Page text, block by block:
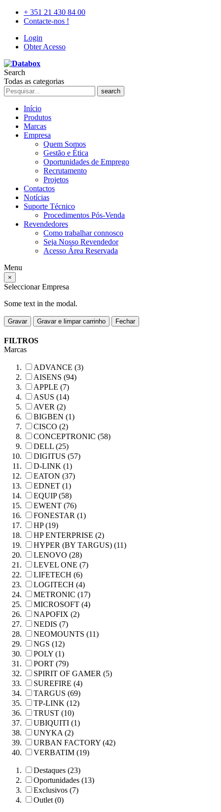
+ 351 21 430 84 00
Contacte-nos !
Login
Obter Acesso
Search
Todas as categorias
search
Início
Produtos
Marcas
Empresa
Quem Somos
Gestão e Ética
Oportunidades de Emprego
Recrutamento
Projetos
Contactos
Notícias
Suporte Técnico
Procedimentos Pós-Venda
Revendedores
Como trabalhar connosco
Seja Nosso Revendedor
Acesso Área Reservada
Menu
×
Seleccionar Empresa
Some text in the modal.
Gravar Gravar e limpar carrinho Fechar
FILTROS
Marcas
ADVANCE (3)
AISENS (94)
APPLE (7)
ASUS (14)
AVER (2)
BIGBEN (1)
CISCO (2)
CONCEPTRONIC (58)
DELL (25)
DIGITUS (57)
D-LINK (1)
EATON (37)
EDNET (1)
EQUIP (58)
EWENT (76)
FONESTAR (1)
HP (19)
HP ENTERPRISE (2)
HYPER (BY TARGUS) (11)
LENOVO (28)
LEVEL ONE (7)
LIFETECH (6)
LOGITECH (4)
METRONIC (17)
MICROSOFT (4)
NAPOFIX (2)
NEDIS (7)
NEOMOUNTS (11)
NGS (12)
POLY (1)
PORT (79)
SPIRIT OF GAMER (5)
SUREFIRE (4)
TARGUS (69)
TP-LINK (12)
TRUST (10)
UBIQUITI (1)
UNYKA (2)
URBAN FACTORY (42)
VERBATIM (19)
Destaques (23)
Oportunidades (13)
Exclusivos (7)
Outlet (0)